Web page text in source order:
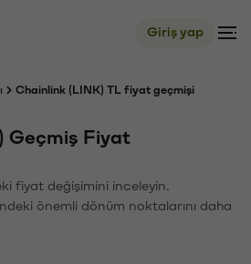
Giriş yap
Chainlink (LINK) TL fiyat geçmişi
Geçmiş Fiyat
fiyat değişimini inceleyin.
önemli dönüm noktalarını daha